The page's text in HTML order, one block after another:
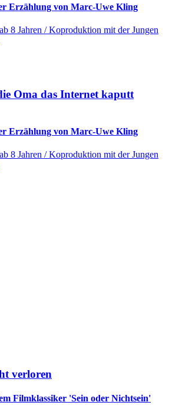
Erzählung von Marc-Uwe Kling
8 Jahren / Koproduktion mit der Jungen
Oma das Internet kaputt
Erzählung von Marc-Uwe Kling
8 Jahren / Koproduktion mit der Jungen
verloren
Filmklassiker 'Sein oder Nichtsein'